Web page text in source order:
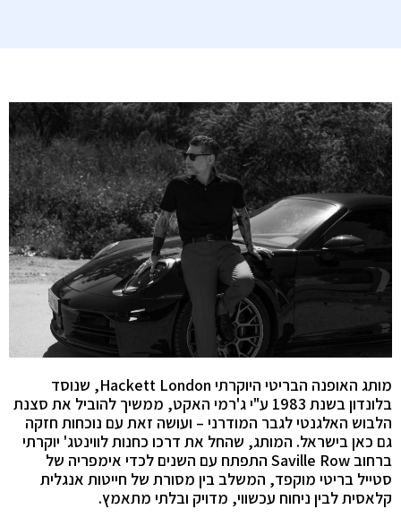
מותג האופנה הבריטי היוקרתי Hackett London, שנוסד
בלונדון בשנת 1983 ע"י ג'רמי האקט, ממשיך להוביל את סצנת
הלבוש האלגנטי לגבר המודרני – ועושה זאת עם נוכחות חזקה
גם כאן בישראל. המותג, שהחל את דרכו כחנות לווינטג' יוקרתי
ברחוב Saville Row התפתח עם השנים לכדי אימפריה של
סטייל בריטי מוקפד, המשלב בין מסורת של חייטות אנגלית
קלאסית לבין ניחוח עכשווי, מדויק ובלתי מתאמץ.